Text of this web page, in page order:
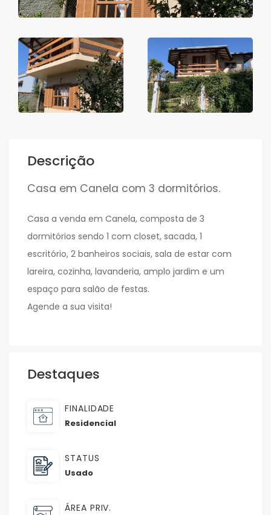
Descrição
Casa em Canela com 3 dormitórios.
Casa a venda em Canela, composta de 3
dormitórios sendo 1 com closet, sacada, 1
escritório, 2 banheiros sociais, sala de estar com
lareira, cozinha, lavanderia, amplo jardim e um
espaço para salão de festas.
Agende a sua visita!
Destaques
FINALIDADE
Residencial
STATUS
Usado
ÁREA PRIV.